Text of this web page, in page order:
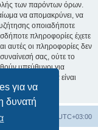
για να
δυνατή
των παρόντων όρων.
να απομακρύνει, να
οποιαδήποτε
πληροφορίες έχετε
αυτές οι πληροφορίες δεν
σας, ούτε το
υπεύθυνοι για
η οποία είναι
Όλοι οι χρόνοι είναι UTC+03:00